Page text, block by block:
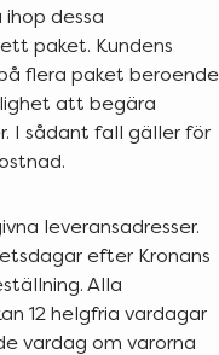
dessa
paket. Kundens
flera paket beroende
att begära
I sådant fall gäller för
leveransadresser.
efter Kronans
Alla
12 helgfria vardagar
vardag om varorna